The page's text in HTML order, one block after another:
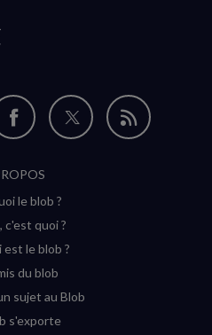
Nous
sur
Facebook
(nouvelle
Nous
Flux
le blob ?
c'est quoi ?
est le blob ?
du blob
sujet au Blob
s'exporte